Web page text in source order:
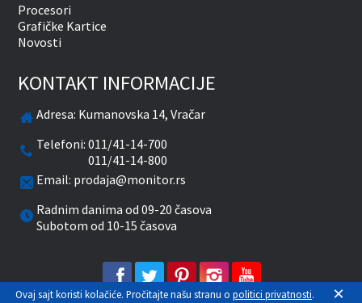
Procesori
Grafičke Kartice
Novosti
KONTAKT INFORMACIJE
Adresa: Kumanovska 14, Vračar
Telefoni:011/41-14-700
011/41-14-800
Email: prodaja@monitor.rs
Radnim danima od 09-20 časova
Subotom od 10-15 časova
facebook
twitterpinterestinstagramyoutube
Ovaj sajt koristi kolačiće. Pročitajte našu stranu o politici privatnosti. ×